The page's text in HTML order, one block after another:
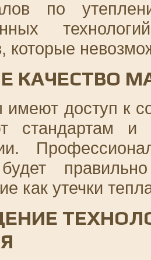
по
которые
КАЧЕСТВО
имеют доступ к
стандартам и
будет
как утечки